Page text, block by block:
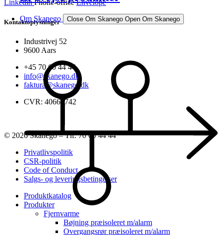
Om Skanego Close Om Skanego Open Om Skanego
Linkedin Phone-office Envelope
Kontaktoplysninger
Industrivej 52
9600 Aars
+45 70 60 44 44
info@skanego.dk
faktura@skanego.dk
CVR: 40664742
© 2026 Skanego – Tlf. 70 60 44 44
Privatlivspolitik
CSR-politik
Code of Conduct
Salgs- og leveringsbetingelser
Produktkatalog
Produkter
Fjernvarme
Bøjning præisoleret m/alarm
Overgangsrør præisoleret m/alarm